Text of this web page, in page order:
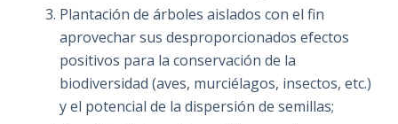
Plantación de árboles aislados con el fin
aprovechar sus desproporcionados efectos
positivos para la conservación de la
biodiversidad (aves, murciélagos, insectos, etc.)
y el potencial de la dispersión de semillas;